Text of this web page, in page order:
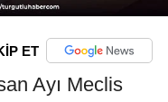
ET
Ayı Meclis